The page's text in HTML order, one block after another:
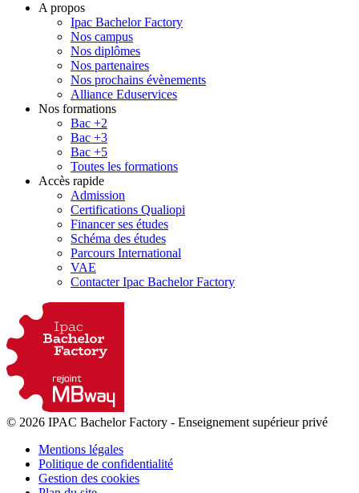
A propos
Ipac Bachelor Factory
Nos campus
Nos diplômes
Nos partenaires
Nos prochains évènements
Alliance Eduservices
Nos formations
Bac +2
Bac +3
Bac +5
Toutes les formations
Accès rapide
Admission
Certifications Qualiopi
Financer ses études
Schéma des études
Parcours International
VAE
Contacter Ipac Bachelor Factory
© 2026 IPAC Bachelor Factory - Enseignement supérieur privé
Mentions légales
Politique de confidentialité
Gestion des cookies